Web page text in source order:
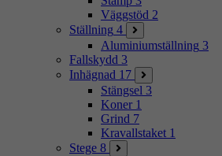
Väggstöd 2
Ställning 4
Aluminiumställning 3
Fallskydd 3
Inhägnad 17
Stängsel 3
Koner 1
Grind 7
Kravallstaket 1
Stege 8